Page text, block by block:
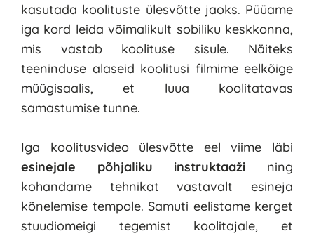
kasutada koolituste ülesvõtte jaoks. Püüame
iga kord leida võimalikult sobiliku keskkonna,
mis vastab koolituse sisule. Näiteks
teeninduse alaseid koolitusi filmime eelkõige
müügisaalis, et luua koolitatavas
samastumise tunne.
esinejale põhjaliku instruktaaži ning
kohandame tehnikat vastavalt esineja
kõnelemise tempole. Samuti eelistame kerget
stuudiomeigi tegemist koolitajale, et